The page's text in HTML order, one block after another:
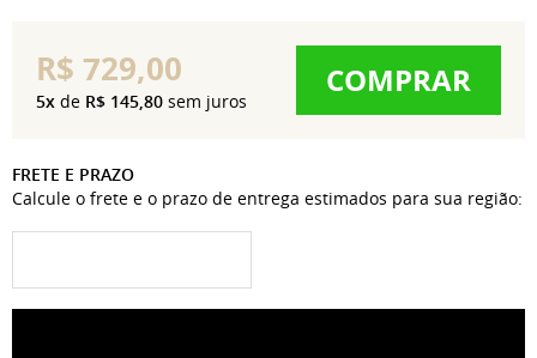
R$ 729,00
5x de R$ 145,80 sem juros COMPRAR
FRETE E PRAZO
Calcule o frete e o prazo de entrega estimados para sua região: